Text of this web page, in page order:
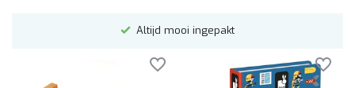
Altijd mooi ingepakt